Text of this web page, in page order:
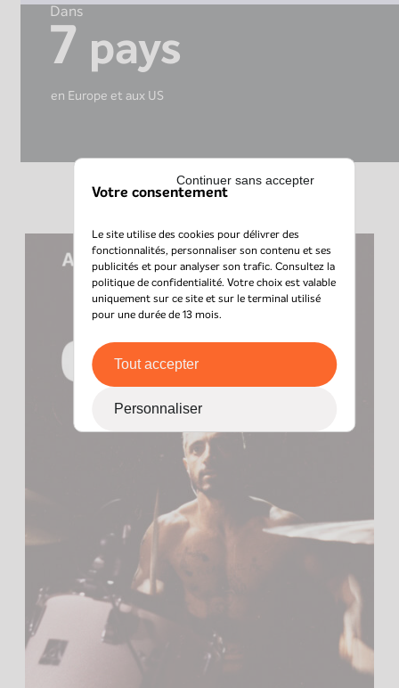
Dans
7 pays
en Europe et aux US
Votre consentement
Le site utilise des cookies pour délivrer des
fonctionnalités, personnaliser son contenu et ses
publicités et pour analyser son trafic. Consultez la
politique de confidentialité. Votre choix est valable
uniquement sur ce site et sur le terminal utilisé
pour une durée de 13 mois.
Tout accepter
Personnaliser
Continuer sans accepter